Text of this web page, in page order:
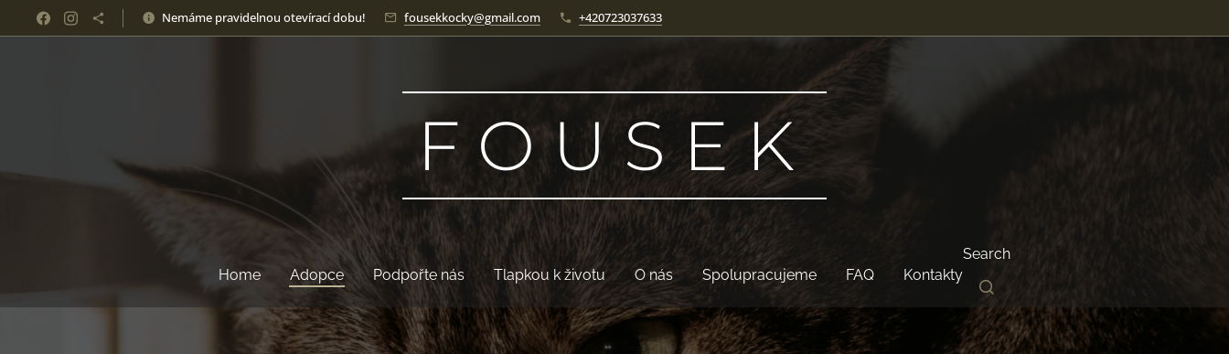
Nemáme pravidelnou otevírací dobu! fousekkocky@gmail.com +420723037633
F O U S E K
Home Adopce Podpořte nás Tlapkou k životu O nás Spolupracujeme FAQ Kontakty
Search